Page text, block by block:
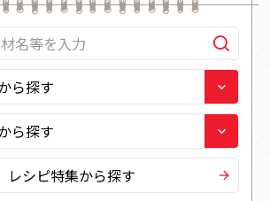
レシピ特集から探す